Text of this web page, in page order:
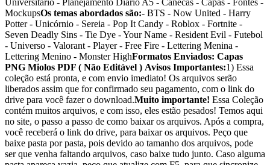
Universitário - Planejamento Diário A5 - Canecas - Capas - Fontes -
MockupsOs temas abordados são:- BTS - Now United - Harry
Potter - Unicórnio - Sereia - Pop It Candy - Roblox - Fortnite -
Seven Deadly Sins - Tie Dye - Your Name - Resident Evil - Futebol
- Universo - Valorant - Player - Free Fire - Lettering Menina -
Lettering Menino - Monster HighFormatos Enviados: Capas
PNG Miolos PDF ( Não Editável ) Avisos Importantes:1) Essa
coleção está pronta, e com envio imediato! Os arquivos serão
liberados assim que for confirmado seu pagamento, com o link do
drive para você fazer o download.Muito importante! Essa Coleção
contém muitos arquivos, e com isso, eles estão pesados! Temos aqui
no site, o passo a passo de como baixar os arquivos. Após a compra,
você receberá o link do drive, para baixar os arquivos. Peço que
baixe pasta por pasta, pois devido ao tamanho dos arquivos, pode
ser que venha faltando arquivos, caso baixe tudo junto. Caso alguma